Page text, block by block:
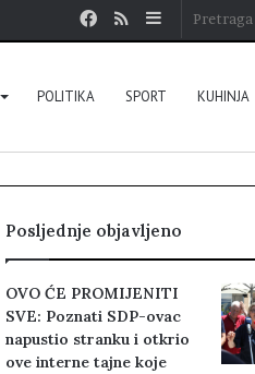
Sidebar
RSS
Facebook
POLITIKA SPORT KUHINJA
Posljednje objavljeno
OVO ĆE PROMIJENITI
SVE: Poznati SDP-ovac
napustio stranku i otkrio
ove interne tajne koje